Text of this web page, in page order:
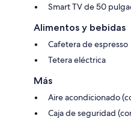
Smart TV de 50
Alimentos y bebidas
Cafetera de espresso
Tetera eléctrica
Más
Aire acondicionado
Caja de seguridad